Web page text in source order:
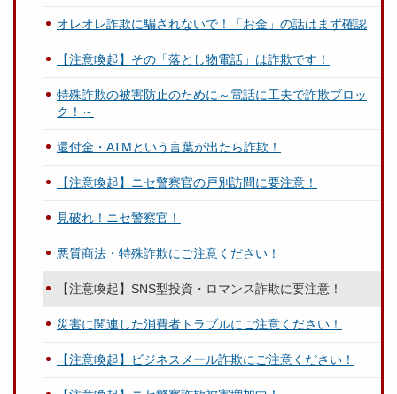
オレオレ詐欺に騙されないで！「お金」の話はまず確認
【注意喚起】その「落とし物電話」は詐欺です！
特殊詐欺の被害防止のために～電話に工夫で詐欺ブロッ
ク！～
還付金・ATMという言葉が出たら詐欺！
【注意喚起】ニセ警察官の戸別訪問に要注意！
見破れ！ニセ警察官！
悪質商法・特殊詐欺にご注意ください！
【注意喚起】SNS型投資・ロマンス詐欺に要注意！
災害に関連した消費者トラブルにご注意ください！
【注意喚起】ビジネスメール詐欺にご注意ください！